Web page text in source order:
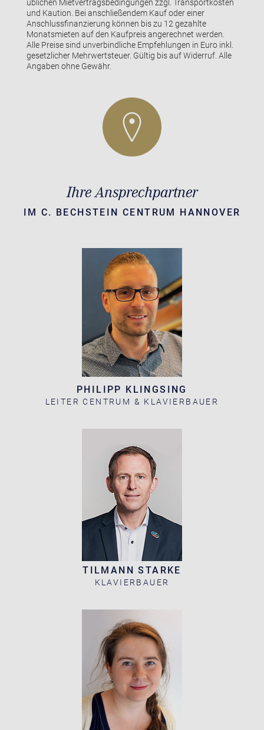
üblichen Mietvertragsbedingungen zzgl. Transportkosten
und Kaution. Bei anschließendem Kauf oder einer
Anschlussfinanzierung können bis zu 12 gezahlte
Monatsmieten auf den Kaufpreis angerechnet werden.
Alle Preise sind unverbindliche Empfehlungen in Euro inkl.
gesetzlicher Mehrwertsteuer. Gültig bis auf Widerruf. Alle
Angaben ohne Gewähr.
Ihre Ansprechpartner
IM C. BECHSTEIN CENTRUM HANNOVER
PHILIPP KLINGSING
LEITER CENTRUM & KLAVIERBAUER
TILMANN STARKE
KLAVIERBAUER